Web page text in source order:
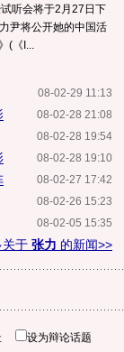
听会将于2月27日下
尹将公开她的中国活
(《I...
08-02-29 11:13
08-02-28 21:08
08-02-28 19:54
08-02-28 19:10
08-02-27 17:42
08-02-26 15:23
08-02-05 15:35
关于 张力 的新闻>>
设为辩论话题